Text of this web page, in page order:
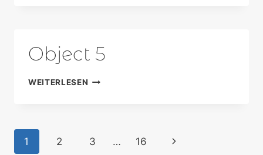
Object 5
WEITERLESEN OBJECT
Seitennavigation
1 2 3 … 16 Nächste